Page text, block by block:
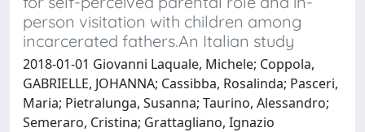
person visitation with children among
incarcerated fathers.An Italian study
2018-01-01 Giovanni Laquale, Michele; Coppola,
GABRIELLE, JOHANNA; Cassibba, Rosalinda; Pasceri,
Maria; Pietralunga, Susanna; Taurino, Alessandro;
Semeraro, Cristina; Grattagliano, Ignazio